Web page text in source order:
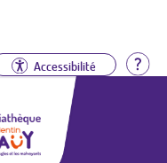
Accessibilité